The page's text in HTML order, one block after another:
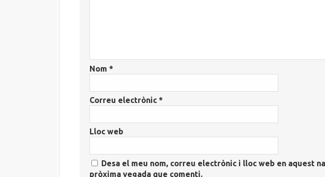
Nom *
Correu electrònic *
Lloc web
Desa el meu nom, correu electrònic i lloc web en aquest
pròxima vegada que comenti.